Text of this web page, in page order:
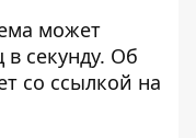
может
секунду. Об
со ссылкой на